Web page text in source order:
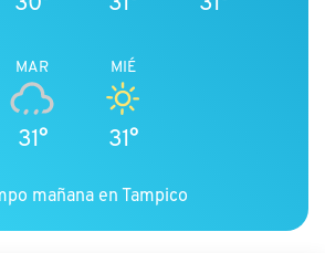
MAR
31°
MIÉ
31°
mañana en Tampico